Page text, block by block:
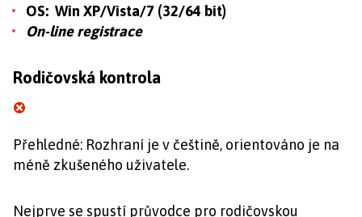
OS: Win XP/Vista/7 (32/64 bit)
On-line registrace
Rodičovská kontrola
Přehledné: Rozhraní je v češtině, orientováno je na
méně zkušeného uživatele.
Nejprve se spustí průvodce pro rodičovskou